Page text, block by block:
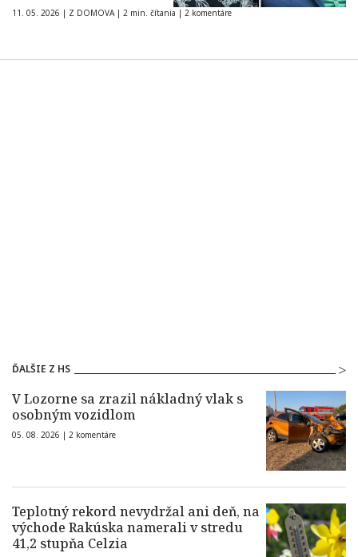
11. 05. 2026 | Z DOMOVA | 2 min. čítania | 2 komentáre
ĎALŠIE Z HS
V Lozorne sa zrazil nákladný vlak s
osobným vozidlom
05. 08. 2026 | 2 komentáre
Teplotný rekord nevydržal ani deň, na
východe Rakúska namerali v stredu
41,2 stupňa Celzia